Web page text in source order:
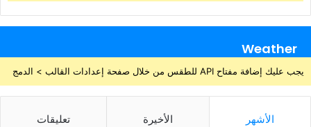
Weather
يجب عليك إضافة مفتاح API للطقس من خلال صفحة إعدادات القالب > الدمج
الأشهر الأخيرة تعليقات